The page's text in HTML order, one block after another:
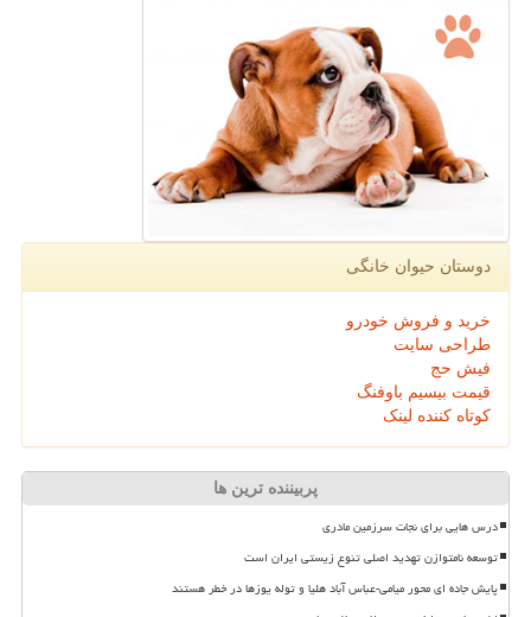
دوستان حیوان خانگی
خرید و فروش خودرو
طراحی سایت
فیش حج
قیمت بیسیم باوفنگ
کوتاه کننده لینک
پربیننده ترین ها
درس هایی برای نجات سرزمین مادری
توسعه نامتوازن تهدید اصلی تنوع زیستی ایران است
پایش جاده ای محور میامی-عباس آباد هلیا و توله یوزها در خطر هستند